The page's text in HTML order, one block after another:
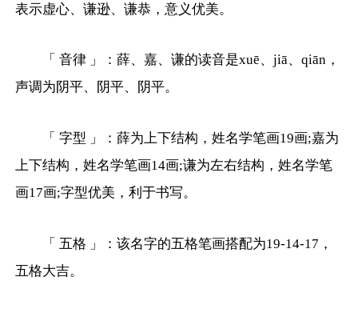
表示虚心、谦逊、谦恭，意义优美。
「 音律 」：薛、嘉、谦的读音是xuē、jiā、qiān，
声调为阴平、阴平、阴平。
「 字型 」：薛为上下结构，姓名学笔画19画;嘉为
上下结构，姓名学笔画14画;谦为左右结构，姓名学笔
画17画;字型优美，利于书写。
「 五格 」：该名字的五格笔画搭配为19-14-17，
五格大吉。